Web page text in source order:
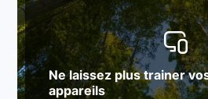
Ne laissez plus trainer
appareils